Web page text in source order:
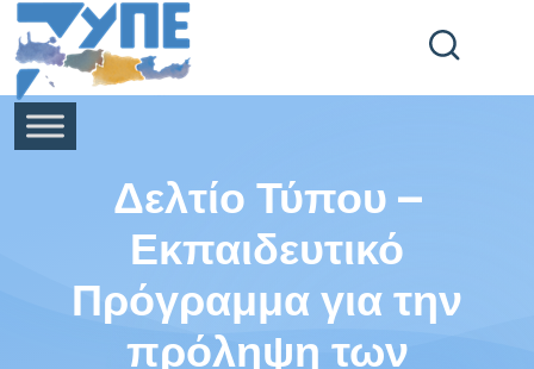
End Header Section -->
Δελτίο Τύπου –
Εκπαιδευτικό
Πρόγραμμα για την
πρόληψη των